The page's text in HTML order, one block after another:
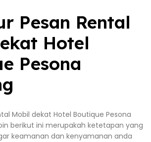
Pesan Rental
Hotel
Pesona
Mobil dekat Hotel Boutique Pesona
berikut ini merupakah ketetapan yang
keamanan dan kenyamanan anda